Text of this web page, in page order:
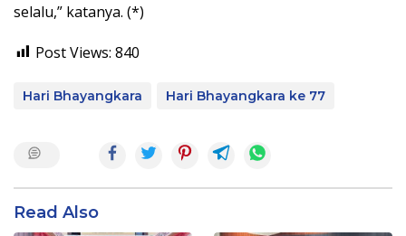
selalu,” katanya. (*)
Post Views: 840
Hari Bhayangkara Hari Bhayangkara ke 77
Read Also